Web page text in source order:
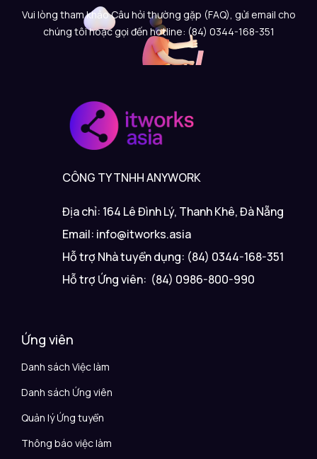
Vui lòng tham khảo Câu hỏi thường gặp (FAQ), gửi email cho
chúng tôi hoặc gọi đến hotline: (84) 0344-168-351
CÔNG TY TNHH ANYWORK
Địa chỉ: 164 Lê Đình Lý, Thanh Khê, Đà Nẵng
Email: info@itworks.asia
Hỗ trợ Nhà tuyển dụng: (84) 0344-168-351
Hỗ trợ Ứng viên: (84) 0986-800-990
Ứng viên
Danh sách Việc làm
Danh sách Ứng viên
Quản lý Ứng tuyển
Thông báo việc làm